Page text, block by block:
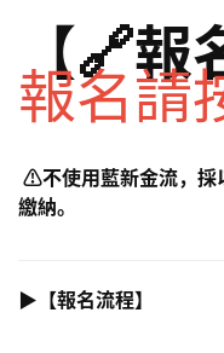
【🔗報
報名請
⚠️不使用藍新金流，採
繳納。
▶️【報名流程】